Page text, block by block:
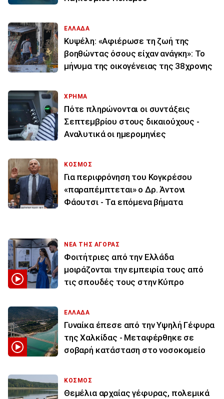
ΕΛΛΑΔΑ
Κυψέλη: «Αφιέρωσε τη ζωή της
βοηθώντας όσους είχαν ανάγκη»: Το
μήνυμα της οικογένειας της 38χρονης
ΧΡΗΜΑ
Πότε πληρώνονται οι συντάξεις
Σεπτεμβρίου στους δικαιούχους -
Αναλυτικά οι ημερομηνίες
ΚΟΣΜΟΣ
Για περιφρόνηση του Κογκρέσου
«παραπέμπτεται» ο Δρ. Άντονι
Φάουτσι - Τα επόμενα βήματα
ΝΕΑ ΤΗΣ ΑΓΟΡΑΣ
Φοιτήτριες από την Ελλάδα
μοιράζονται την εμπειρία τους από
τις σπουδές τους στην Κύπρο
ΕΛΛΑΔΑ
Γυναίκα έπεσε από την Υψηλή Γέφυρα
της Χαλκίδας - Μεταφέρθηκε σε
σοβαρή κατάσταση στο νοσοκομείο
ΚΟΣΜΟΣ
Θεμέλια αρχαίας γέφυρας, πολεμικά